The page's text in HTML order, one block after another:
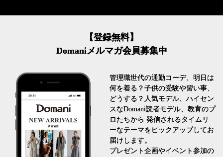
【登録無料】
Domaniメルマガ会員募集中
管理職世代の通勤コーデ、明日は
何を着る？子供の受験や習い事、
どうする？人気モデル、ハイセン
スなDomani読者モデル、教育のプ
ロたちから 発信されるタイムリ
ーなテーマをピックアップしてお
届けします。
プレゼント企画やイベント参加の